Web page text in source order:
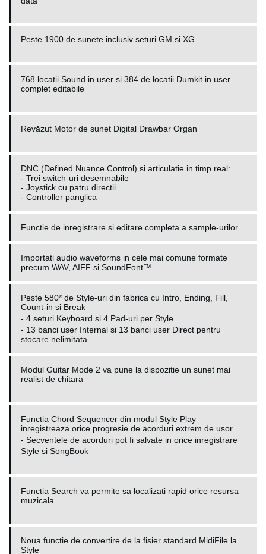
Peste 1900 de sunete inclusiv seturi GM si XG
768 locatii Sound in user si 384 de locatii Dumkit in user
complet editabile
Revăzut Motor de sunet Digital Drawbar Organ
DNC (Defined Nuance Control) si articulatie in timp real:
- Trei switch-uri desemnabile
- Joystick cu patru directii
- Controller panglica
Functie de inregistrare si editare completa a sample-urilor.
Importati audio waveforms in cele mai comune formate
precum WAV, AIFF si SoundFont™.
Peste 580* de Style-uri din fabrica cu Intro, Ending, Fill,
Count-in si Break
- 4 seturi Keyboard si 4 Pad-uri per Style
- 13 banci user Internal si 13 banci user Direct pentru
stocare nelimitata
Modul Guitar Mode 2 va pune la dispozitie un sunet mai
realist de chitara
Functia Chord Sequencer din modul Style Play
inregistreaza orice progresie de acorduri extrem de usor
- Secventele de acorduri pot fi salvate in orice inregistrare
Style si SongBook
Functia Search va permite sa localizati rapid orice resursa
muzicala
Noua functie de convertire de la fisier standard MidiFile la
Style